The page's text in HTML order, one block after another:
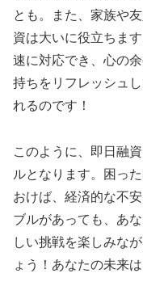
とも。また、家族や
資は大いに役立ちま
速に対応でき、心の
持ちをリフレッシュ
れるのです！
このように、即日融
ルとなります。困っ
おけば、経済的な不
ブルがあっても、あ
しい挑戦を楽しみな
ょう！あなたの未来